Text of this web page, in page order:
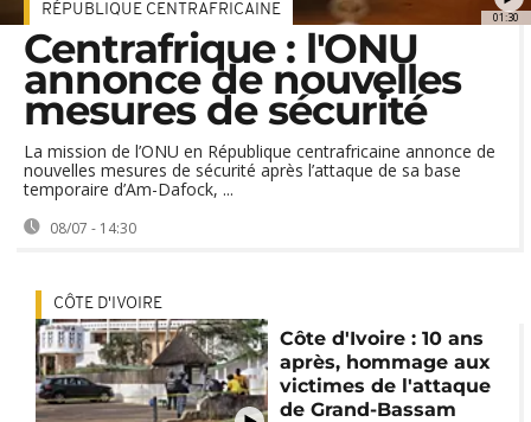
01:30
RÉPUBLIQUE CENTRAFRICAINE
Centrafrique : l'ONU
annonce de nouvelles
mesures de sécurité
La mission de l’ONU en République centrafricaine annonce de
nouvelles mesures de sécurité après l’attaque de sa base
temporaire d’Am-Dafock, ...
08/07 - 14:30
CÔTE D'IVOIRE
Côte d'Ivoire : 10 ans
après, hommage aux
victimes de l'attaque
de Grand-Bassam